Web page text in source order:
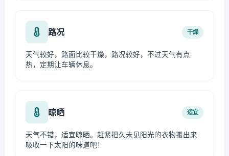
路况 干燥
天气较好，路面比较干燥，路况较好，不过天气有点
热，定期让车辆休息。
晾晒 适宜
天气不错，适宜晾晒。赶紧把久未见阳光的衣物搬出来
吸收一下太阳的味道吧！